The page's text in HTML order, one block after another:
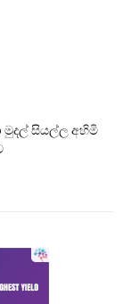
සියල්ල අහිමි